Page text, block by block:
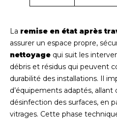
La remise en état après
assurer un espace propre,
nettoyage qui suit les
débris et résidus qui peuvent
durabilité des installations. Il
d’équipements adaptés,
désinfection des surfaces, en
vitrages. Cette phase